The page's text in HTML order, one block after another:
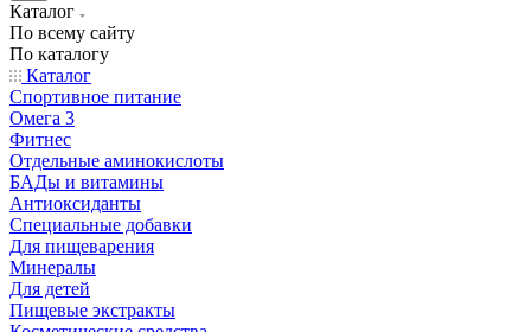
Каталог
По всему сайту
По каталогу
Каталог
Спортивное питание
Омега 3
Фитнес
Отдельные аминокислоты
БАДы и витамины
Антиоксиданты
Специальные добавки
Для пищеварения
Минералы
Для детей
Пищевые экстракты